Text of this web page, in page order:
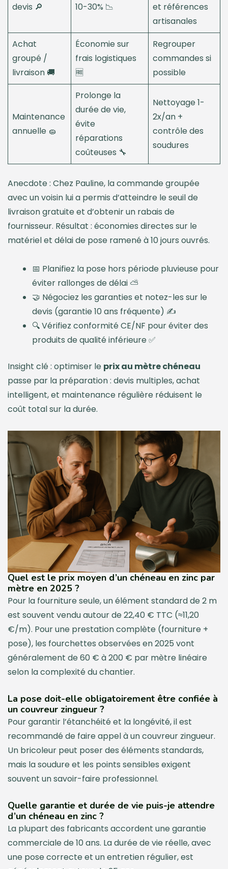
devis 🔎 10-30% 📉
et références
artisanales
Achat
groupé /
livraison 🚚
Économie sur
frais logistiques
🆓
Regrouper
commandes si
possible
Maintenance
annuelle 🧽
Prolonge la
durée de vie,
évite
réparations
coûteuses 🔧
Nettoyage 1-
2x/an +
contrôle des
soudures
Anecdote : Chez Pauline, la commande groupée
avec un voisin lui a permis d’atteindre le seuil de
livraison gratuite et d’obtenir un rabais de
fournisseur. Résultat : économies directes sur le
matériel et délai de pose ramené à 10 jours ouvrés.
📅 Planifiez la pose hors période pluvieuse pour
éviter rallonges de délai ⛅
🤝 Négociez les garanties et notez-les sur le
devis (garantie 10 ans fréquente) ✍️
🔍 Vérifiez conformité CE/NF pour éviter des
produits de qualité inférieure ✅
Insight clé : optimiser le prix au mètre chéneau
passe par la préparation : devis multiples, achat
intelligent, et maintenance régulière réduisent le
coût total sur la durée.
Quel est le prix moyen d’un chéneau en zinc par
mètre en 2025 ?
Pour la fourniture seule, un élément standard de 2 m
est souvent vendu autour de 22,40 € TTC (≈11,20
€/m). Pour une prestation complète (fourniture +
pose), les fourchettes observées en 2025 vont
généralement de 60 € à 200 € par mètre linéaire
selon la complexité du chantier.
La pose doit-elle obligatoirement être confiée à
un couvreur zingueur ?
Pour garantir l’étanchéité et la longévité, il est
recommandé de faire appel à un couvreur zingueur.
Un bricoleur peut poser des éléments standards,
mais la soudure et les points sensibles exigent
souvent un savoir-faire professionnel.
Quelle garantie et durée de vie puis-je attendre
d’un chéneau en zinc ?
La plupart des fabricants accordent une garantie
commerciale de 10 ans. La durée de vie réelle, avec
une pose correcte et un entretien régulier, est